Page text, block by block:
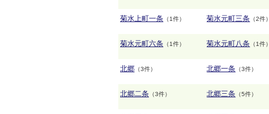
菊水上町一条 （1件） 菊水元町三条 （2件）
菊水元町六条 （1件） 菊水元町八条 （1件）
北郷 （3件） 北郷一条 （3件）
北郷二条 （3件） 北郷三条 （5件）